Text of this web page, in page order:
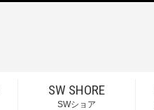
SW SHORE
SWショア